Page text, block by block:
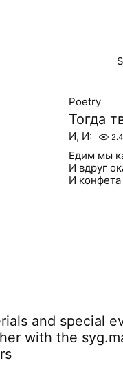
Poetry
Тогда
И, И:
Едим мы
И вдруг
И конфета
and special
with the